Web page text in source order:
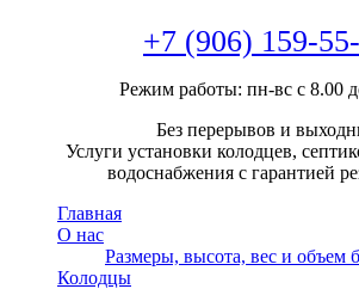
+7 (906) 159-
Режим работы: пн-вс с 8.00
Без перерывов и
Услуги установки колодцев,
водоснабжения с гарантией
Главная
О нас
Размеры, высота, вес и объем
Колодцы